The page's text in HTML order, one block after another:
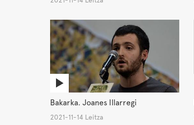
Bakarka. Joanes Illarregi
2021-11-14 Leitza